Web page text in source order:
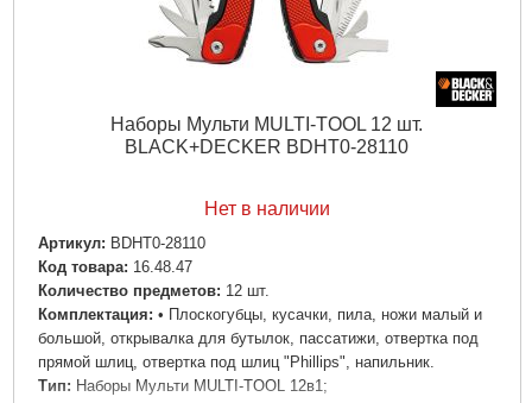
Наборы Мульти MULTI-TOOL 12 шт.
BLACK+DECKER BDHT0-28110
Нет в наличии
Артикул: BDHT0-28110
Код товара: 16.48.47
Количество предметов: 12 шт.
Комплектация: • Плоскогубцы, кусачки, пила, ножи малый и
большой, открывалка для бутылок, пассатижи, отвертка под
прямой шлиц, отвертка под шлиц "Phillips", напильник.
Тип: Наборы Мульти MULTI-TOOL 12в1;